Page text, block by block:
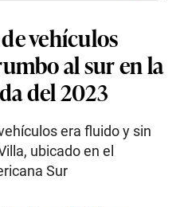
vehículos
al sur en la
del 2023
era fluido y sin
ubicado en el
Sur